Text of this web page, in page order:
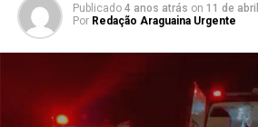
Publicado 4 anos atrás on 11 de
Por Redação Araguaina Urgente